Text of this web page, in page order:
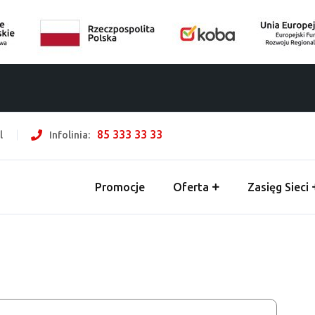
Infolinia: 85 333 33 33
Promocje Oferta Zasięg Sieci